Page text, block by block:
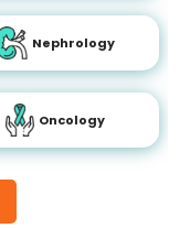
Nephrology
Oncology